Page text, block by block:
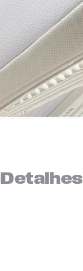
Detalhes